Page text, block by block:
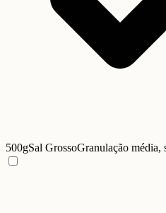
500gSal GrossoGranulação média,